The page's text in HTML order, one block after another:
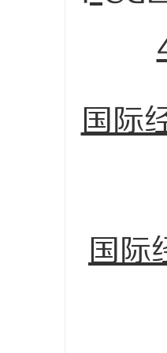
国际
国际